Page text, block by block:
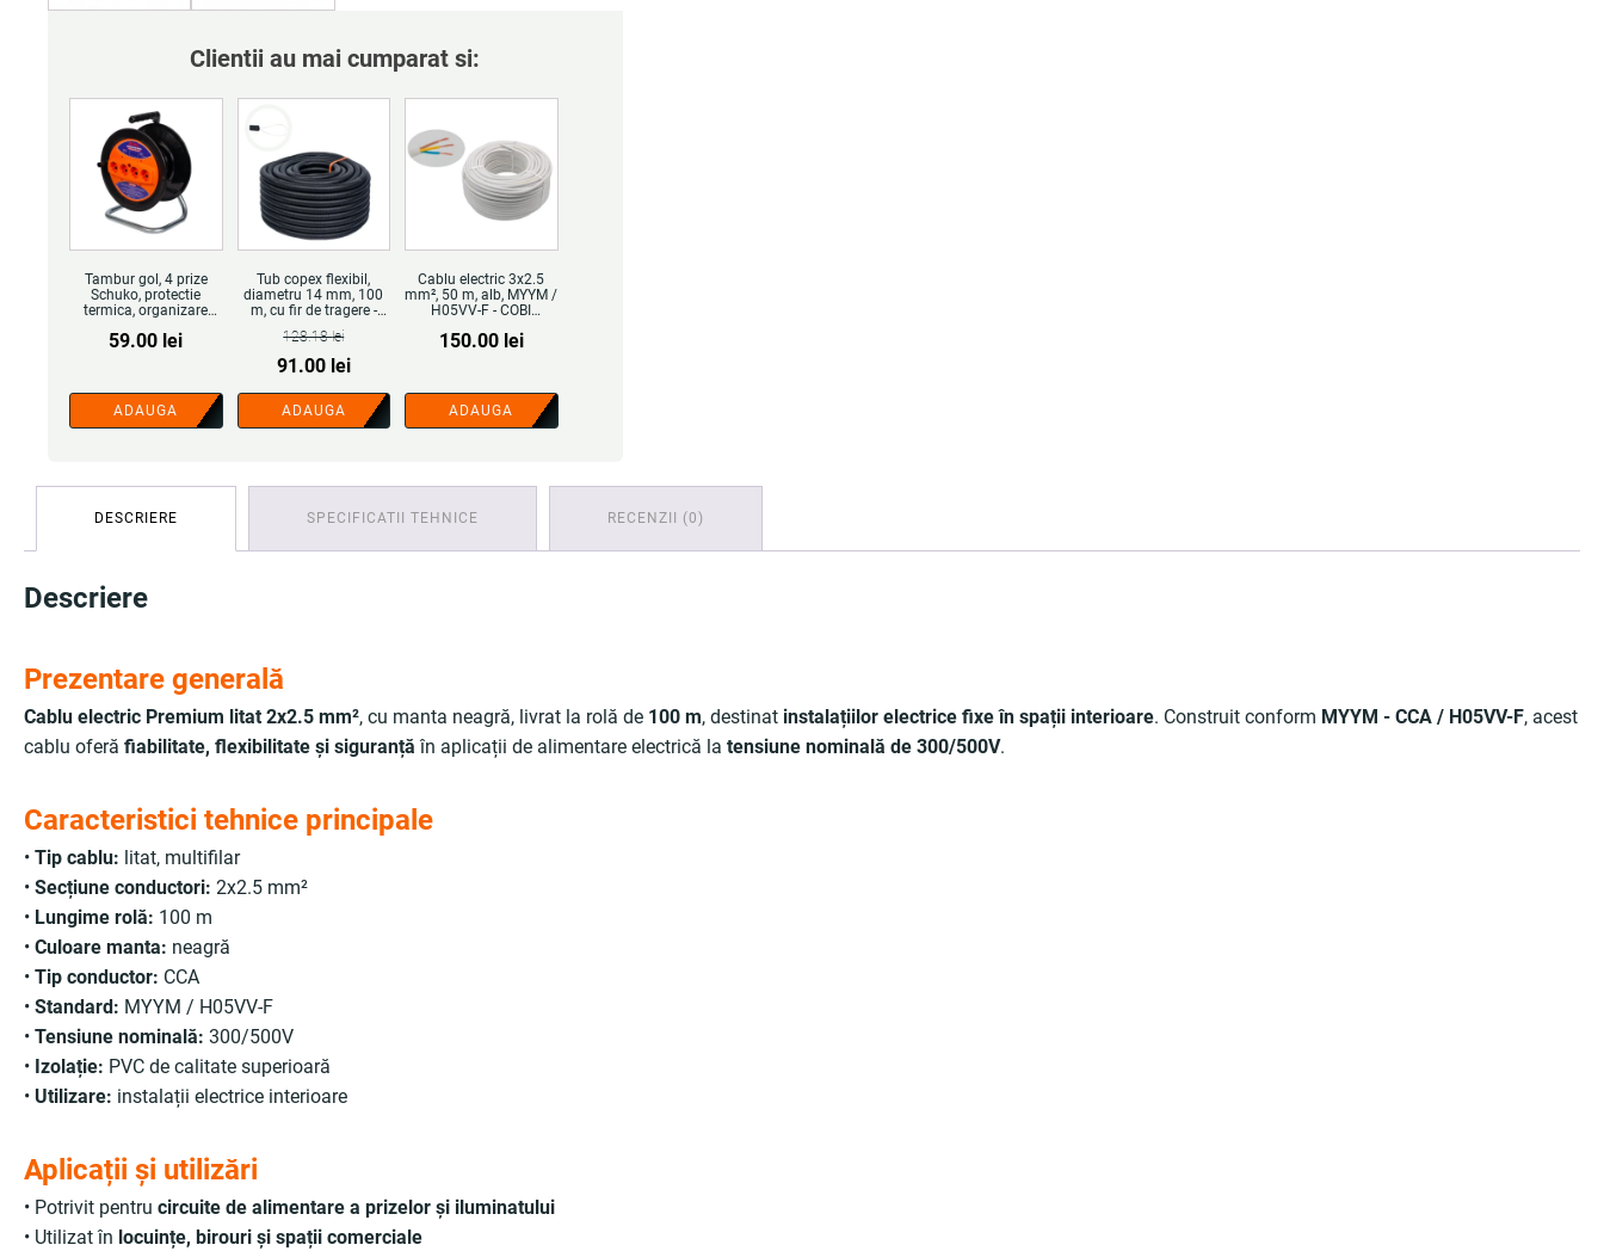
Clientii au mai cumparat si:
Tambur gol, 4 prize
Schuko, protectie
termica, organizare
59.00 lei
ADAUGA
Tub copex flexibil,
diametru 14 mm, 100
m, cu fir de tragere -
COBI SMART®
128.18lei
Prețul
inițial
a
91.00 leiPrețul
curent
este:
ADAUGA
Cablu electric 3x2.5
mm², 50 m, alb, MYYM /
H05VV-F - COBI
150.00 lei
ADAUGA
DESCRIERE SPECIFICATII TEHNICE RECENZII (0)
Descriere
Prezentare generală
Cablu electric Premium litat 2x2.5 mm², cu manta neagră, livrat la rolă de 100 m, destinat instalațiilor electrice fixe în spații interioare. Construit conform MYYM - CCA / H05VV-F, acest
cablu oferă fiabilitate, flexibilitate și siguranță în aplicații de alimentare electrică la tensiune nominală de 300/500V.
Caracteristici tehnice principale
• Tip cablu: litat, multifilar
• Secțiune conductori: 2x2.5 mm²
• Lungime rolă: 100 m
• Culoare manta: neagră
• Tip conductor: CCA
• Standard: MYYM / H05VV-F
• Tensiune nominală: 300/500V
• Izolație: PVC de calitate superioară
• Utilizare: instalații electrice interioare
Aplicații și utilizări
• Potrivit pentru circuite de alimentare a prizelor și iluminatului
• Utilizat în locuințe, birouri și spații comerciale